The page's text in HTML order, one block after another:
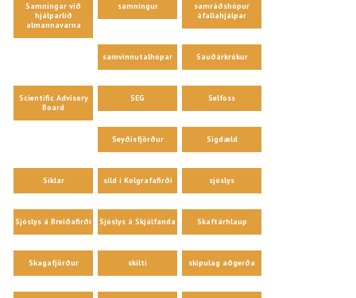
Samningar við
hjálparlið
almannavarna
samningur
samráðshópur
áfallahjálpar
samvinnutalhópar Sauðárkrókur
Scientific Advisory
Board
SEG Selfoss
Seyðisfjörður Sigdæld
Síklar síld í Kolgrafafirði sjóslys
Sjóslys á Breiðafirði Sjóslys á Skjálfanda Skaftárhlaup
Skagafjörður skilti skipulag aðgerða